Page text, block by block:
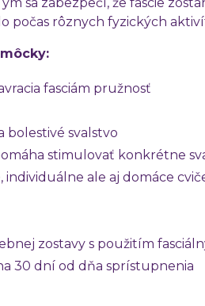
počas rôznych fyzických
fasciám pružnosť
bolestivé svalstvo
stimulovať konkrétne
individuálne ale aj domáce
zostavy s použitím
30 dní od dňa sprístupnenia